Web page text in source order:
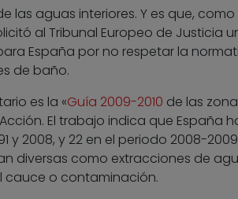
las aguas interiores. Y es que,
solicitó al Tribunal Europeo de Justicia
España por no respetar la
de baño.
es la «Guía 2009-2010 de las
El trabajo indica que España
y 2008, y 22 en el periodo 2008-
diversas como extracciones de
cauce o contaminación.